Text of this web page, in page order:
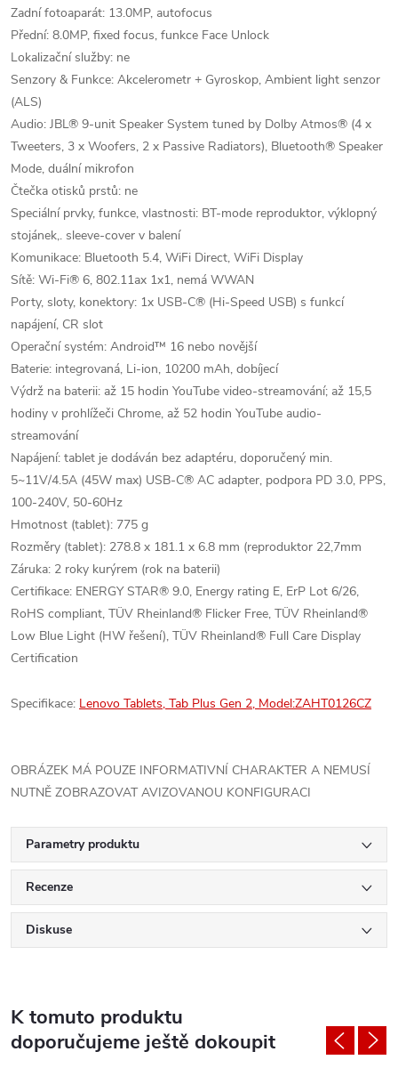
Zadní fotoaparát: 13.0MP, autofocus
Přední: 8.0MP, fixed focus, funkce Face Unlock
Lokalizační služby: ne
Senzory & Funkce: Akcelerometr + Gyroskop, Ambient light senzor
(ALS)
Audio: JBL® 9-unit Speaker System tuned by Dolby Atmos® (4 x
Tweeters, 3 x Woofers, 2 x Passive Radiators), Bluetooth® Speaker
Mode, duální mikrofon
Čtečka otisků prstů: ne
Speciální prvky, funkce, vlastnosti: BT-mode reproduktor, výklopný
stojánek,. sleeve-cover v balení
Komunikace: Bluetooth 5.4, WiFi Direct, WiFi Display
Sítě: Wi-Fi® 6, 802.11ax 1x1, nemá WWAN
Porty, sloty, konektory: 1x USB-C® (Hi-Speed USB) s funkcí
napájení, CR slot
Operační systém: Android™ 16 nebo novější
Baterie: integrovaná, Li-ion, 10200 mAh, dobíjecí
Výdrž na baterii: až 15 hodin YouTube video-streamování; až 15,5
hodiny v prohlížeči Chrome, až 52 hodin YouTube audio-
streamování
Napájení: tablet je dodáván bez adaptéru, doporučený min.
5~11V/4.5A (45W max) USB-C® AC adapter, podpora PD 3.0, PPS,
100-240V, 50-60Hz
Hmotnost (tablet): 775 g
Rozměry (tablet): 278.8 x 181.1 x 6.8 mm (reproduktor 22,7mm
Záruka: 2 roky kurýrem (rok na baterii)
Certifikace: ENERGY STAR® 9.0, Energy rating E, ErP Lot 6/26,
RoHS compliant, TÜV Rheinland® Flicker Free, TÜV Rheinland®
Low Blue Light (HW řešení), TÜV Rheinland® Full Care Display
Certification
Specifikace: Lenovo Tablets, Tab Plus Gen 2, Model:ZAHT0126CZ
OBRÁZEK MÁ POUZE INFORMATIVNÍ CHARAKTER A NEMUSÍ
NUTNĚ ZOBRAZOVAT AVIZOVANOU KONFIGURACI
Parametry produktu
Recenze
Diskuse
K tomuto produktu
doporučujeme ještě dokoupit